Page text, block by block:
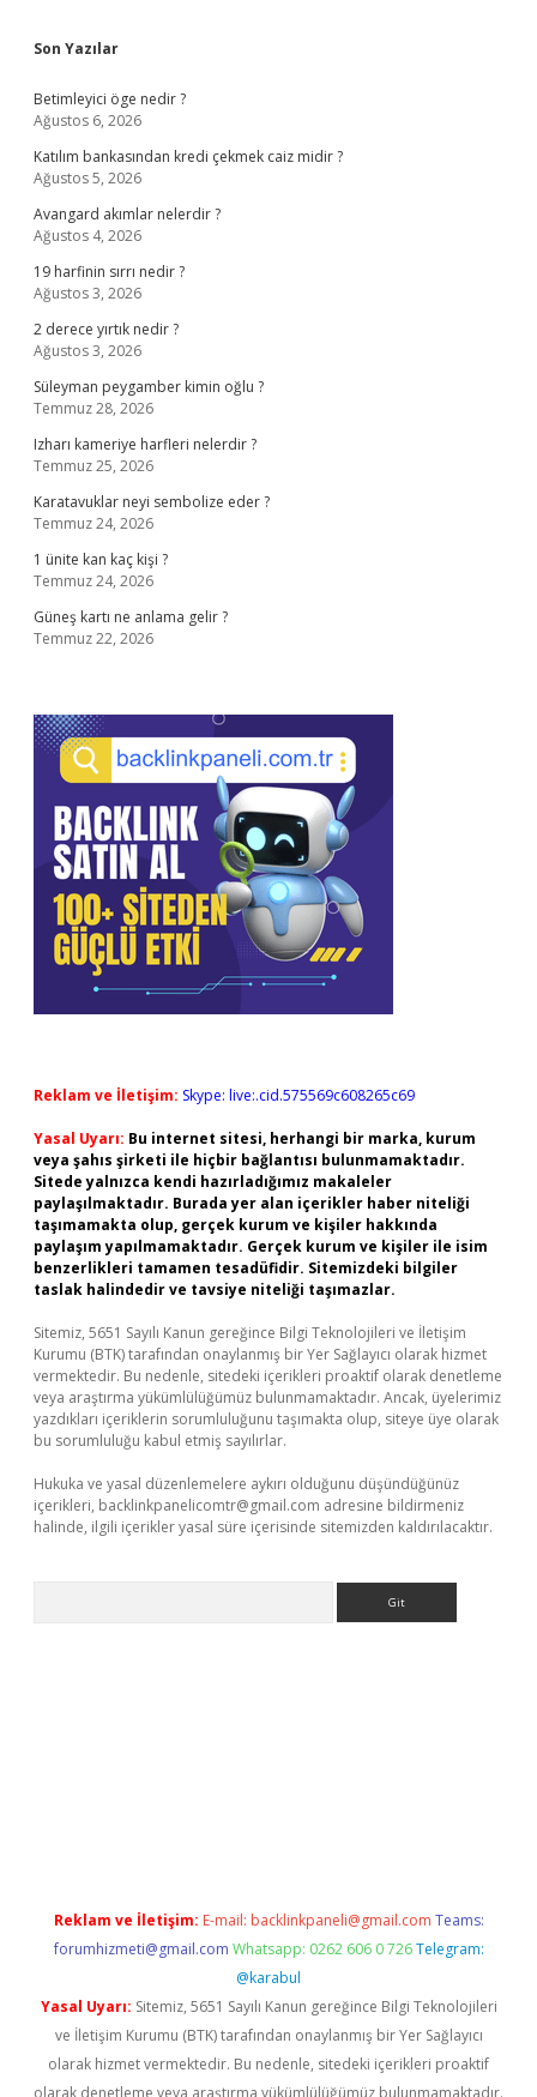
Sidebar
Son Yazılar
Betimleyici öge nedir ?
Ağustos 6, 2026
Katılım bankasından kredi çekmek caiz midir ?
Ağustos 5, 2026
Avangard akımlar nelerdir ?
Ağustos 4, 2026
19 harfinin sırrı nedir ?
Ağustos 3, 2026
2 derece yırtık nedir ?
Ağustos 3, 2026
Süleyman peygamber kimin oğlu ?
Temmuz 28, 2026
Izharı kameriye harfleri nelerdir ?
Temmuz 25, 2026
Karatavuklar neyi sembolize eder ?
Temmuz 24, 2026
1 ünite kan kaç kişi ?
Temmuz 24, 2026
Güneş kartı ne anlama gelir ?
Temmuz 22, 2026
Reklam ve İletişim: Skype: live:.cid.575569c608265c69
Yasal Uyarı: Bu internet sitesi, herhangi bir marka, kurum
veya şahıs şirketi ile hiçbir bağlantısı bulunmamaktadır.
Sitede yalnızca kendi hazırladığımız makaleler
paylaşılmaktadır. Burada yer alan içerikler haber niteliği
taşımamakta olup, gerçek kurum ve kişiler hakkında
paylaşım yapılmamaktadır. Gerçek kurum ve kişiler ile isim
benzerlikleri tamamen tesadüfidir. Sitemizdeki bilgiler
taslak halindedir ve tavsiye niteliği taşımazlar.
Sitemiz, 5651 Sayılı Kanun gereğince Bilgi Teknolojileri ve İletişim
Kurumu (BTK) tarafından onaylanmış bir Yer Sağlayıcı olarak hizmet
vermektedir. Bu nedenle, sitedeki içerikleri proaktif olarak denetleme
veya araştırma yükümlülüğümüz bulunmamaktadır. Ancak, üyelerimiz
yazdıkları içeriklerin sorumluluğunu taşımakta olup, siteye üye olarak
bu sorumluluğu kabul etmiş sayılırlar.
Hukuka ve yasal düzenlemelere aykırı olduğunu düşündüğünüz
içerikleri, backlinkpanelicomtr@gmail.com adresine bildirmeniz
halinde, ilgili içerikler yasal süre içerisinde sitemizden kaldırılacaktır.
Reklam ve İletişim: E-mail: backlinkpaneli@gmail.com Teams:
forumhizmeti@gmail.com Whatsapp: 0262 606 0 726 Telegram:
@karabul
Yasal Uyarı: Sitemiz, 5651 Sayılı Kanun gereğince Bilgi Teknolojileri
ve İletişim Kurumu (BTK) tarafından onaylanmış bir Yer Sağlayıcı
olarak hizmet vermektedir. Bu nedenle, sitedeki içerikleri proaktif
olarak denetleme veya araştırma yükümlülüğümüz bulunmamaktadır.